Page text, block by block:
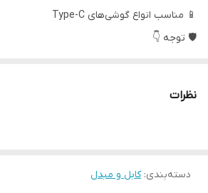
📱 مناسب انواع گوشی‌های Type-C
🛡 توجه 👇
می‌شن ✅
نظرات
دسته‌بندی:کابل و مبدل